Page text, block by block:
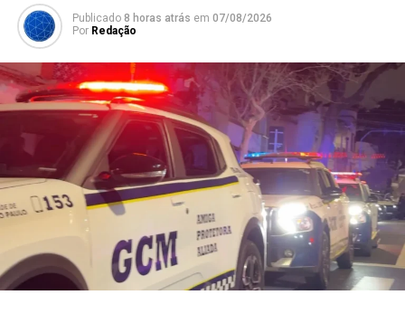
Publicado 8 horas atrás em 07/08/2026
Por Redação